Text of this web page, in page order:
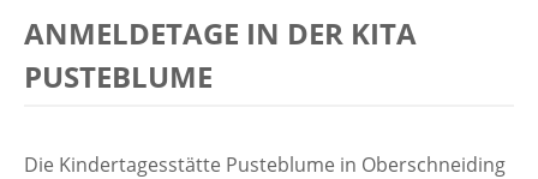
ANMELDETAGE IN DER KITA
PUSTEBLUME
Die Kindertagesstätte Pusteblume in Oberschneiding